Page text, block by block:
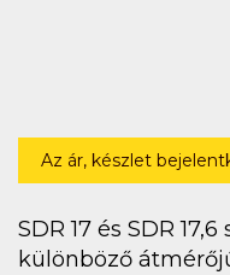
Az ár, készlet
SDR 17 és SDR
különböző